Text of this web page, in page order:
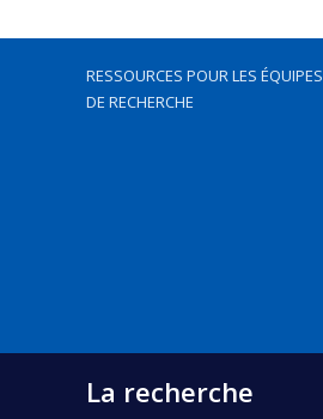
RESSOURCES POUR LES ÉQUIPES
DE RECHERCHE
La recherche